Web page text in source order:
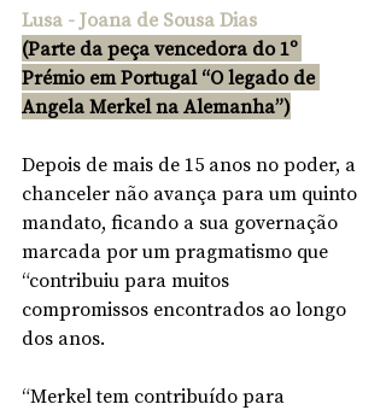
Lusa - Joana de Sousa Dias
(Parte da peça vencedora do 1º
Prémio em Portugal “O legado de
Angela Merkel na Alemanha”)
Depois de mais de 15 anos no poder, a
chanceler não avança para um quinto
mandato, ficando a sua governação
marcada por um pragmatismo que
“contribuiu para muitos
compromissos encontrados ao longo
dos anos.
“Merkel tem contribuído para